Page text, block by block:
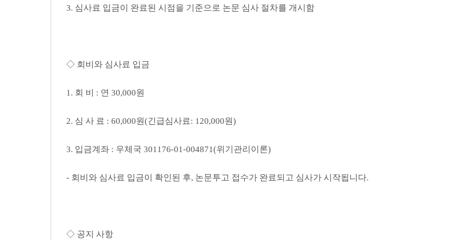
3. 심사료 입금이 완료된 시점을 기준으로 논문 심사 절차를 개시함
◇ 회비와 심사료 입금
1. 회 비 : 연 30,000원
2. 심 사 료 : 60,000원(긴급심사료: 120,000원)
3. 입금계좌 : 우체국 301176-01-004871(위기관리이론)
- 회비와 심사료 입금이 확인된 후, 논문투고 접수가 완료되고 심사가 시작됩니다.
◇ 공지 사항